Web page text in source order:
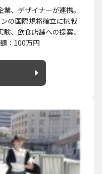
、デザイナーが連携。
の国際規格確立に挑戦
、飲食店舗への提案、
：100万円